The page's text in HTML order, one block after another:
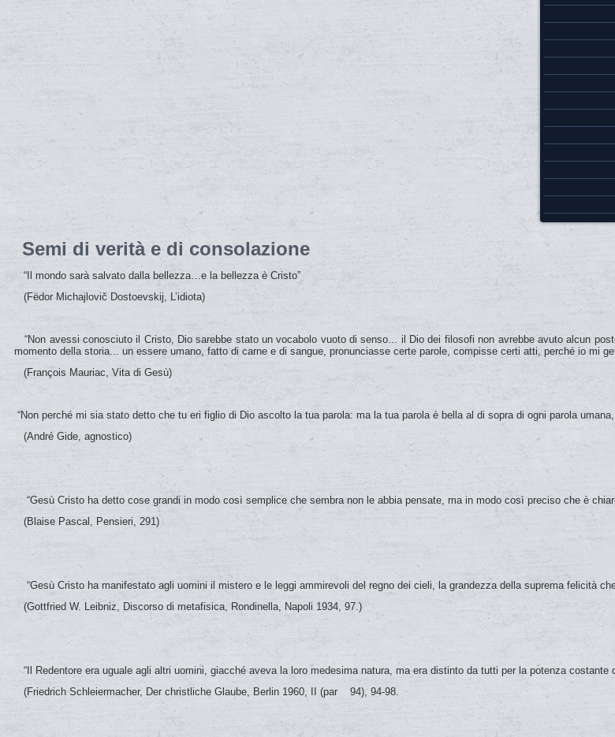
Semi di verità e di consolazione
“Il mondo sarà salvato dalla bellezza…e la bellezza è Cristo”
(Fëdor Michajlovič Dostoevskij, L’idiota)
“Non avessi conosciuto il Cristo, Dio sarebbe stato un vocabolo vuoto di senso... il Dio dei filosofi non avrebbe avuto alcun
momento della storia... un essere umano, fatto di carne e di sangue, pronunciasse certe parole, compisse certi atti, perché io mi
(François Mauriac, Vita di Gesù)
“Non perché mi sia stato detto che tu eri figlio di Dio ascolto la tua parola: ma la tua parola è bella al di sopra di ogni parola
(André Gide, agnostico)
“Gesù Cristo ha detto cose grandi in modo così semplice che sembra non le abbia pensate, ma in modo così preciso che è
(Blaise Pascal, Pensieri, 291)
“Gesù Cristo ha manifestato agli uomini il mistero e le leggi ammirevoli del regno dei cieli, la grandezza della
(Gottfried W. Leibniz, Discorso di metafisica, Rondinella, Napoli 1934, 97.)
“Il Redentore era uguale agli altri uomini, giacché aveva la loro medesima natura, ma era distinto da tutti per la
(Friedrich Schleiermacher, Der christliche Glaube, Berlin 1960, II (par 94), 94-98.